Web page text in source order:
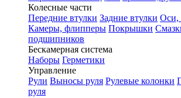
Колесные части
Передние втулки Задние втулки Оси,
Камеры, флипперы Покрышки
подшипников
Бескамерная система
Наборы Герметики
Управление
Рули Выносы руля Рулевые колонки
руля